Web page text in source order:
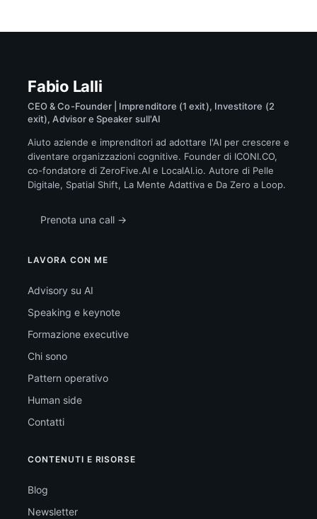
Fabio Lalli
CEO & Co-Founder | Imprenditore (1 exit), Investitore (2
exit), Advisor e Speaker sull'AI
Aiuto aziende e imprenditori ad adottare l'AI per crescere e
diventare organizzazioni cognitive. Founder di ICONI.CO,
co-fondatore di ZeroFive.AI e LocalAI.io. Autore di Pelle
Digitale, Spatial Shift, La Mente Adattiva e Da Zero a Loop.
Prenota una call →
LAVORA CON ME
Advisory su AI
Speaking e keynote
Formazione executive
Chi sono
Pattern operativo
Human side
Contatti
CONTENUTI E RISORSE
Blog
Newsletter